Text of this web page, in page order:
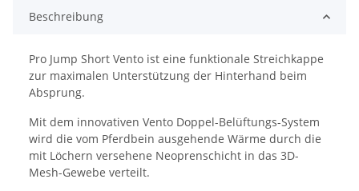
Beschreibung
Pro Jump Short Vento ist eine funktionale Streichkappe
zur maximalen Unterstützung der Hinterhand beim
Absprung.
Mit dem innovativen Vento Doppel-Belüftungs-System
wird die vom Pferdbein ausgehende Wärme durch die
mit Löchern versehene Neoprenschicht in das 3D-
Mesh-Gewebe verteilt.